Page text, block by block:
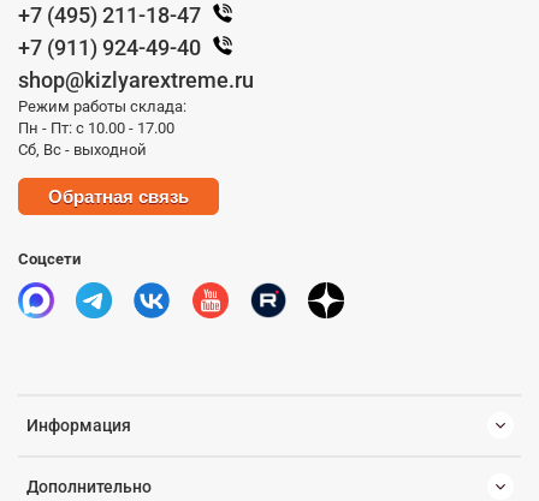
Информация
Дополнительно
+7 (495) 211-18-47
+7 (911) 924-49-40
shop@kizlyarextreme.ru
Режим работы склада:
Пн - Пт: с 10.00 - 17.00
Сб, Вс - выходной
Обратная связь
Соцсети